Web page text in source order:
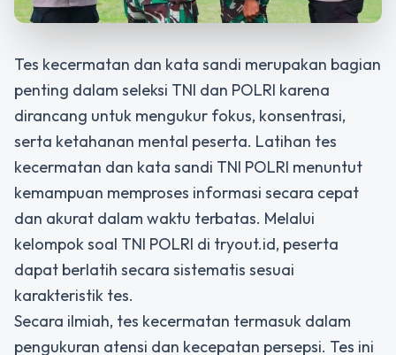
Tes kecermatan dan kata sandi merupakan bagian
penting dalam seleksi TNI dan POLRI karena
dirancang untuk mengukur fokus, konsentrasi,
serta ketahanan mental peserta. Latihan tes
kecermatan dan kata sandi TNI POLRI menuntut
kemampuan memproses informasi secara cepat
dan akurat dalam waktu terbatas. Melalui
kelompoksoal TNI POLRI di tryout.id, peserta
dapat berlatih secara sistematis sesuai
karakteristik tes.
Secara ilmiah, tes kecermatan termasuk dalam
pengukuran atensi dan kecepatan persepsi. Tes ini